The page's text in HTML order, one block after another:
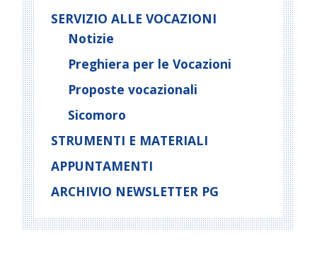
SERVIZIO ALLE VOCAZIONI
Notizie
Preghiera per le Vocazioni
Proposte vocazionali
Sicomoro
STRUMENTI E MATERIALI
APPUNTAMENTI
ARCHIVIO NEWSLETTER PG